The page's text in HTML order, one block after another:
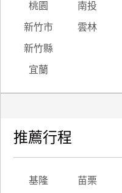
桃園 南投
新竹市 雲林
新竹縣
宜蘭
推薦行程
基隆 苗栗